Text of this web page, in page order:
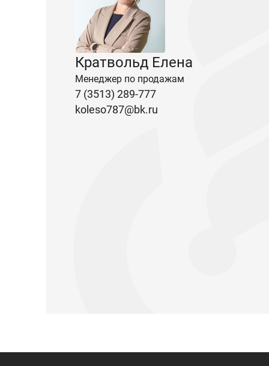
Кратвольд Елена
Менеджер по продажам
7 (3513) 289-777
koleso787@bk.ru